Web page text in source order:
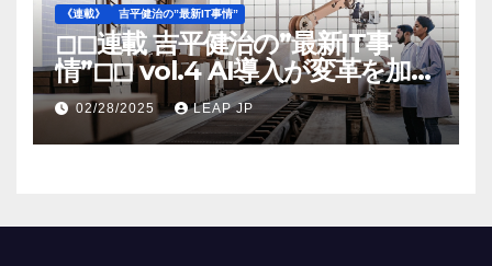
《連載》 吉平健治の”最新IT事情”
◻︎◻︎連載 吉平健治の”最新IT事
情”◻︎◻︎ vol.4 AI導入が変革を加速
する米国製造業の最前線
02/28/2025 LEAP JP